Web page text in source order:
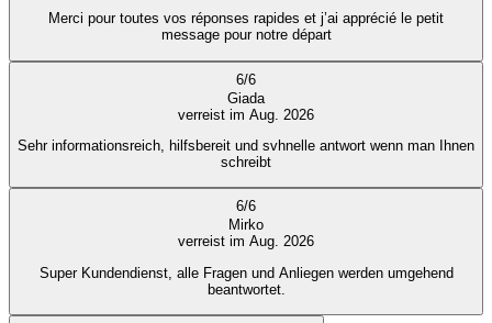
Merci pour toutes vos réponses rapides et j’ai apprécié le petit
message pour notre départ
6/6
Giada
verreist im Aug. 2026
Sehr informationsreich, hilfsbereit und svhnelle antwort wenn man Ihnen
schreibt
6/6
Mirko
verreist im Aug. 2026
Super Kundendienst, alle Fragen und Anliegen werden umgehend
beantwortet.